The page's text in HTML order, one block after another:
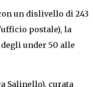
un dislivello di 243
postale), la
under 50 alle
Salinello), curata